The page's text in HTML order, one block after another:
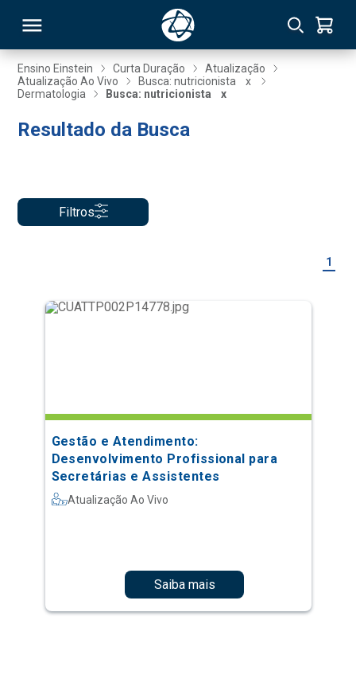
Ensino Einstein Curta Duração
Atualização
Atualização Ao Vivo
Busca: nutricionista
x
Dermatologia
Busca: nutricionista x
Resultado da Busca
Filtros
1
Gestão e Atendimento:
Desenvolvimento Profissional para
Secretárias e Assistentes
Atualização Ao Vivo
Saiba mais